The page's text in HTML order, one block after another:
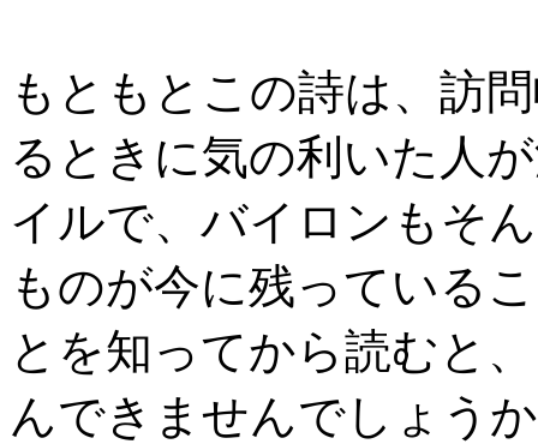
もともとこの詩は、訪
るときに気の利いた人
イルで、バイロンもそ
ものが今に残っている
とを知ってから読むと
んできませんでしょう